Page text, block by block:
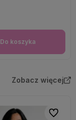
Do koszyka
Zobacz więcej
Do